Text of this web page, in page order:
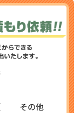
その他